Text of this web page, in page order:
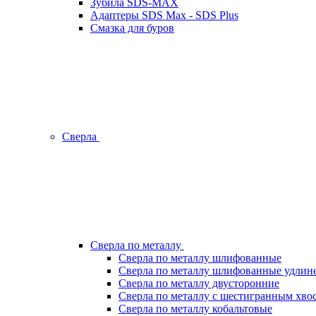
Зубила SDS-MAX
Адаптеры SDS Max - SDS Plus
Смазка для буров
Сверла
Сверла по металлу
Сверла по металлу шлифованные
Сверла по металлу шлифованные
Сверла по металлу двусторонние
Сверла по металлу с шестигранным
Сверла по металлу кобальтовые